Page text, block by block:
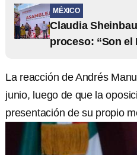
MÉXICO
Claudia
proceso: “Son el
La reacción de Andrés
junio, luego de que la
presentación de su propio